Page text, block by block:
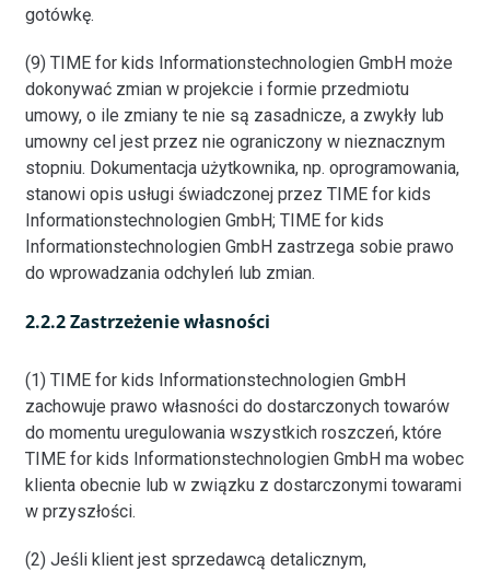
gotówkę.
(9) TIME for kids Informationstechnologien GmbH może
dokonywać zmian w projekcie i formie przedmiotu
umowy, o ile zmiany te nie są zasadnicze, a zwykły lub
umowny cel jest przez nie ograniczony w nieznacznym
stopniu. Dokumentacja użytkownika, np. oprogramowania,
stanowi opis usługi świadczonej przez TIME for kids
Informationstechnologien GmbH; TIME for kids
Informationstechnologien GmbH zastrzega sobie prawo
do wprowadzania odchyleń lub zmian.
2.2.2 Zastrzeżenie własności
(1) TIME for kids Informationstechnologien GmbH
zachowuje prawo własności do dostarczonych towarów
do momentu uregulowania wszystkich roszczeń, które
TIME for kids Informationstechnologien GmbH ma wobec
klienta obecnie lub w związku z dostarczonymi towarami
w przyszłości.
(2) Jeśli klient jest sprzedawcą detalicznym,